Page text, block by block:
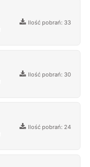
Ilość pobrań: 33
Ilość pobrań: 30
Ilość pobrań: 24